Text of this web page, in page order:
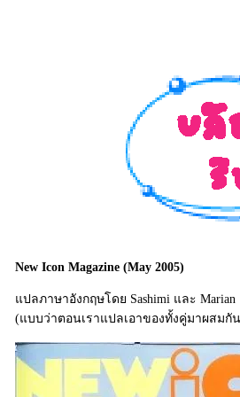
New Icon Magazine (May 2005)
ปลภาษาอังกฤษโดย Sashimi และ Marian
(แบบว่าตอนเราแปลเอาของทั้งคู่มาผสมกั